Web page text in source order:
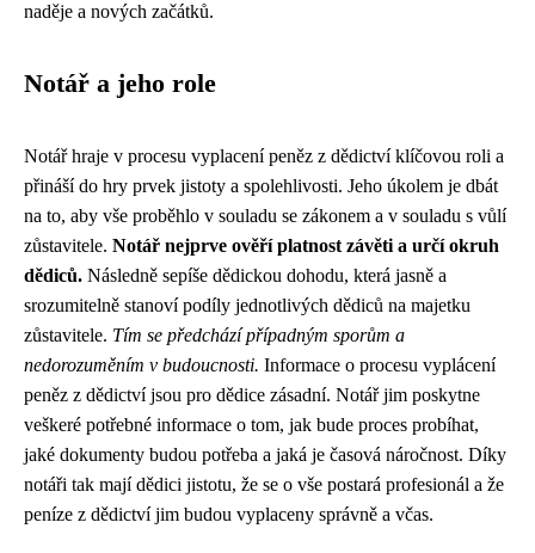
naděje a nových začátků.
Notář a jeho role
Notář hraje v procesu vyplacení peněz z dědictví klíčovou roli a
přináší do hry prvek jistoty a spolehlivosti. Jeho úkolem je dbát
na to, aby vše proběhlo v souladu se zákonem a v souladu s vůlí
zůstavitele. Notář nejprve ověří platnost závěti a určí okruh
dědiců. Následně sepíše dědickou dohodu, která jasně a
srozumitelně stanoví podíly jednotlivých dědiců na majetku
zůstavitele. Tím se předchází případným sporům a
nedorozuměním v budoucnosti. Informace o procesu vyplácení
peněz z dědictví jsou pro dědice zásadní. Notář jim poskytne
veškeré potřebné informace o tom, jak bude proces probíhat,
jaké dokumenty budou potřeba a jaká je časová náročnost. Díky
notáři tak mají dědici jistotu, že se o vše postará profesionál a že
peníze z dědictví jim budou vyplaceny správně a včas.